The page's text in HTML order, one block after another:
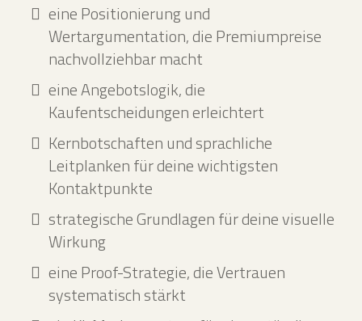
eine Positionierung und
Wertargumentation, die Premiumpreise
nachvollziehbar macht
eine Angebotslogik, die
Kaufentscheidungen erleichtert
Kernbotschaften und sprachliche
Leitplanken für deine wichtigsten
Kontaktpunkte
strategische Grundlagen für deine visuelle
Wirkung
eine Proof-Strategie, die Vertrauen
systematisch stärkt